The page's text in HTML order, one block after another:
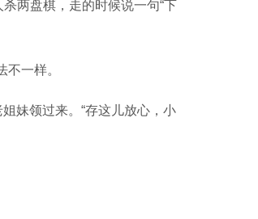
两盘棋，走的时候说一句“下
一样。
妹领过来。“存这儿放心，小